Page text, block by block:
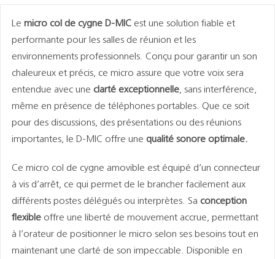
Le micro col de cygne D-MICest une solution fiable et
performante pour les salles de réunion et les
environnements professionnels. Conçu pour garantir un son
chaleureux et précis, ce micro assure que votre voix sera
entendue avec une clarté exceptionnelle, sans interférence,
même en présence de téléphones portables. Que ce soit
pour des discussions, des présentations ou des réunions
importantes, le D-MIC offre une qualité sonore optimale.
Ce micro col de cygne amovible est équipé d’un connecteur
à vis d’arrêt, ce qui permet de le brancher facilement aux
différents postes délégués ou interprètes. Sa conception
flexibleoffre une liberté de mouvement accrue, permettant
à l’orateur de positionner le micro selon ses besoins tout en
maintenant une clarté de son impeccable. Disponible en